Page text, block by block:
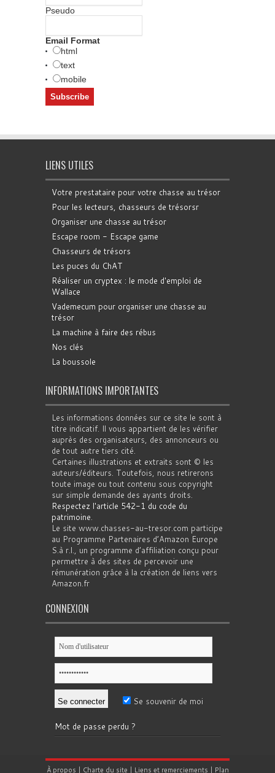
Pseudo
Email Format
html
text
mobile
LIENS UTILES
Votre prestataire pour votre chasse au trésor
Pour les lecteurs, chasseurs de trésorsr
Organiser une chasse au trésor
Escape room - Escape game
Chasseurs de trésors
Les puces du ChAT
Réaliser un cryptex : le mode d'emploi de
Wallace
Vademecum pour organiser une chasse au
trésor
La machine à faire des rébus
Nos clés
La boussole
INFORMATIONS IMPORTANTES
Les informations données sur ce site le sont à
titre indicatif. Il vous appartient de les vérifier
auprès des organisateurs, des annonceurs ou
de tout autre tiers cité.
Certaines illustrations et extraits sont © les
auteurs/éditeurs. Toutefois, nous retirerons
toute image ou tout contenu sous copyright
sur simple demande des ayants droits.
Respectez l'article 542-1 du code du
patrimoine.
Le site www.chasses-au-tresor.com participe
au Programme Partenaires d’Amazon Europe
S.à r.l., un programme d’affiliation conçu pour
permettre à des sites de percevoir une
rémunération grâce à la création de liens vers
Amazon.fr
CONNEXION
Se souvenir de moi
Mot de passe perdu ?
À propos | Charte du site | Liens et remerciements | Plan